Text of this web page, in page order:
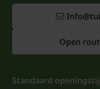
Open
Standaard